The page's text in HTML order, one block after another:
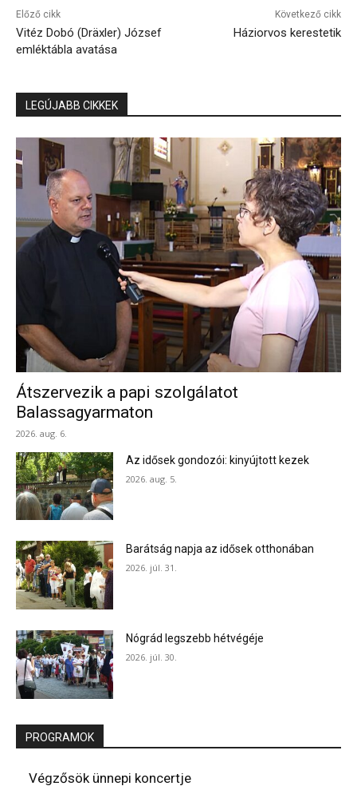
Előző cikk
Vitéz Dobó (Dräxler) József
emléktábla avatása
Következő cikk
Háziorvos kerestetik
LEGÚJABB CIKKEK
Átszervezik a papi szolgálatot
Balassagyarmaton
2026. aug. 6.
Az idősek gondozói: kinyújtott kezek
2026. aug. 5.
Barátság napja az idősek otthonában
2026. júl. 31.
Nógrád legszebb hétvégéje
2026. júl. 30.
PROGRAMOK
Végzősök ünnepi koncertje